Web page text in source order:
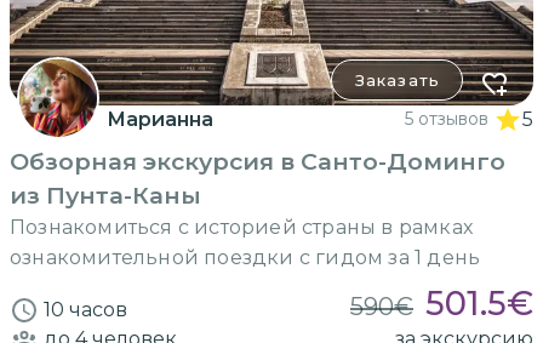
Заказать
Марианна 5 отзывов 5
Обзорная экскурсия в Санто-Доминго
из Пунта-Каны
Познакомиться с историей страны в рамках
ознакомительной поездки с гидом за 1 день
10 часов 590€ 501.5€